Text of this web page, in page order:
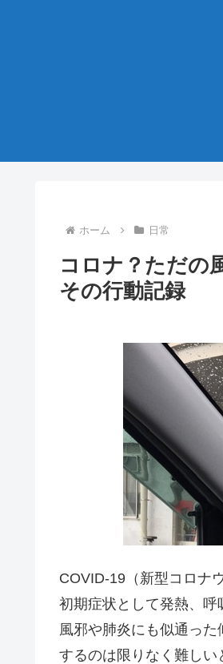
ホーム 日常
コロナ？ただの
その行動記録
COVID-19（新型コロナ
初期症状として発熱、
風邪や肺炎にも似通っ
するのは限りなく難しい